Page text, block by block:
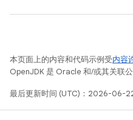
本页面上的内容和代码示例受内容
OpenJDK 是 Oracle 和/或其关联公
最后更新时间 (UTC)：2026-06-22